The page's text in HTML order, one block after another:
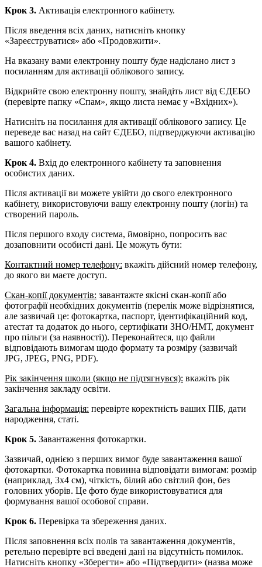
Крок 3. Активація електронного кабінету.
Після введення всіх даних, натисніть кнопку
«Зареєструватися» або «Продовжити».
На вказану вами електронну пошту буде надіслано лист з
посиланням для активації облікового запису.
Відкрийте свою електронну пошту, знайдіть лист від ЄДЕБО
(перевірте папку «Спам», якщо листа немає у «Вхідних»).
Натисніть на посилання для активації облікового запису. Це
переведе вас назад на сайт ЄДЕБО, підтверджуючи активацію
вашого кабінету.
Крок 4. Вхід до електронного кабінету та заповнення
особистих даних.
Після активації ви можете увійти до свого електронного
кабінету, використовуючи вашу електронну пошту (логін) та
створений пароль.
Після першого входу система, ймовірно, попросить вас
дозаповнити особисті дані. Це можуть бути:
Контактний номер телефону: вкажіть дійсний номер телефону,
до якого ви маєте доступ.
Скан-копії документів: завантажте якісні скан-копії або
фотографії необхідних документів (перелік може відрізнятися,
але зазвичай це: фотокартка, паспорт, ідентифікаційний код,
атестат та додаток до нього, сертифікати ЗНО/НМТ, документ
про пільги (за наявності)). Переконайтеся, що файли
відповідають вимогам щодо формату та розміру (зазвичай
JPG, JPEG, PNG, PDF).
Рік закінчення школи (якщо не підтягнувся): вкажіть рік
закінчення закладу освіти.
Загальна інформація: перевірте коректність ваших ПІБ, дати
народження, статі.
Крок 5. Завантаження фотокартки.
Зазвичай, однією з перших вимог буде завантаження вашої
фотокартки. Фотокартка повинна відповідати вимогам: розмір
(наприклад, 3х4 см), чіткість, білий або світлий фон, без
головних уборів. Це фото буде використовуватися для
формування вашої особової справи.
Крок 6. Перевірка та збереження даних.
Після заповнення всіх полів та завантаження документів,
ретельно перевірте всі введені дані на відсутність помилок.
Натисніть кнопку «Зберегти» або «Підтвердити» (назва може